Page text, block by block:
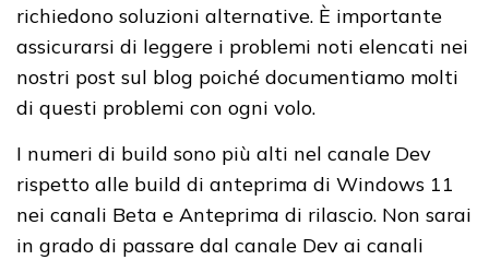
richiedono soluzioni alternative. È importante
assicurarsi di leggere i problemi noti elencati nei
nostri post sul blog poiché documentiamo molti
di questi problemi con ogni volo.
I numeri di build sono più alti nel canale Dev
rispetto alle build di anteprima di Windows 11
nei canali Beta e Anteprima di rilascio. Non sarai
in grado di passare dal canale Dev ai canali